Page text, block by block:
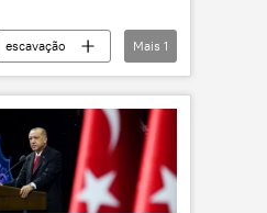
escavação
Mais 1